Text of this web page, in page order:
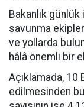
Bakanlık
savunma
ve yollarda
hâlâ önemli bir
Açıklamada, 10
edilmesinden bu